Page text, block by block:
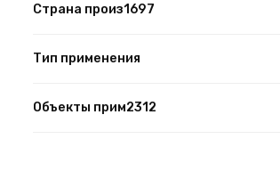
Страна произ1697
Тип применения
Объекты прим2312